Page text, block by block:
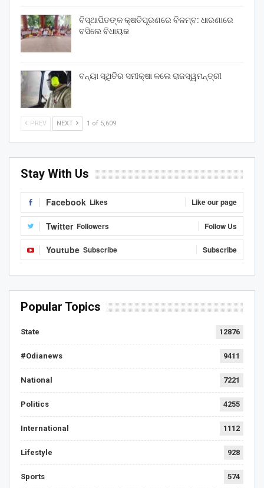
ବିସ୍ଥାପିତଙ୍କ କ୍ଷତିପୂରଣରେ ବିଳମ୍ବ: ଧାରଣାରେ
ବସିଲେ ବିଧାୟକ
ବନ୍ୟା ସ୍ଥିତିର ସମୀକ୍ଷା କଲେ ରାଜସ୍ୱମନ୍ତ୍ରୀ
PREV NEXT 1 of 5,609
Stay With Us
Facebook Likes Like our page
Twitter Followers Follow Us
Youtube Subscribe Subscribe
Popular Topics
State 12876
#Odianews 9411
National 7221
Politics 4255
International 1112
Lifestyle 928
Sports 574